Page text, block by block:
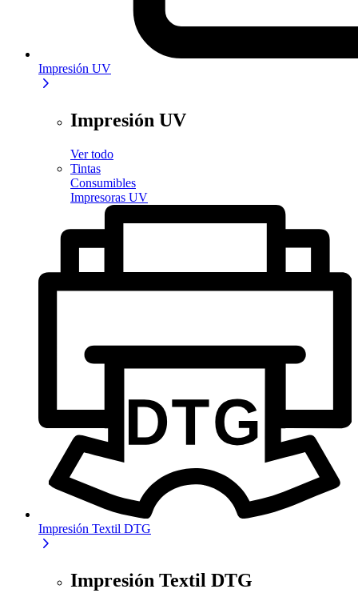
Impresión UV
Impresión UV
Ver todo
Tintas
Consumibles
Impresoras UV
Impresión Textil DTG
Impresión Textil DTG